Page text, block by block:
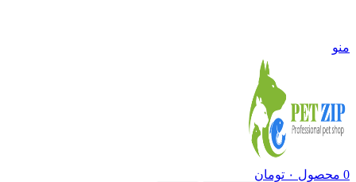
منو
0 محصول ۰ تومان